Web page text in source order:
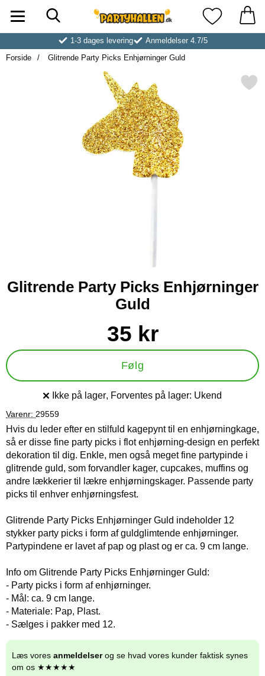
Startside for Partyhallen AB Mine
1-3 dages levering
Anmeldelser 4.7/5
Forside
Glitrende Party Picks Enhjørninger Guld
Markér glitrende Party Picks
Glitrende Party Picks Enhjørninger
Guld
Køb dette produkt Glitrende Party Picks Enhjørninger Guld
pris
35 kr
Følg
Produkttilgængelighed:
Ikke på lager, Forventes på lager: Ukend
Varenr: 29559
Hvis du leder efter en stilfuld kagepynt til en enhjørningkage,
så er disse fine party picks i flot enhjørning-design en perfekt
dekoration til dig. Enkle, men også meget fine partypinde i
glitrende guld, som forvandler kager, cupcakes, muffins og
andre lækkerier til lækre enhjørningskager. Passende party
picks til enhver enhjørningsfest.
Glitrende Party Picks Enhjørninger Guld indeholder 12
stykker party picks i form af guldglimtende enhjørninger.
Partypindene er lavet af pap og plast og er ca. 9 cm lange.
Info om Glitrende Party Picks Enhjørninger Guld:
- Party picks i form af enhjørninger.
- Mål: ca. 9 cm lange.
- Materiale: Pap, Plast.
- Sælges i pakker med 12.
Læs vores anmeldelserog se hvad vores kunder faktisk synes
om os ★★★★★